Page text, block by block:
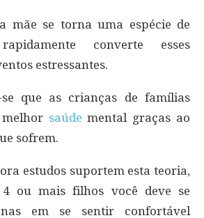
mãe se torna uma espécie de
converte esses
estressantes.
que as crianças de famílias
saúde mental graças ao
sofrem.
estudos suportem esta teoria,
ou mais filhos você deve se
em se sentir confortável